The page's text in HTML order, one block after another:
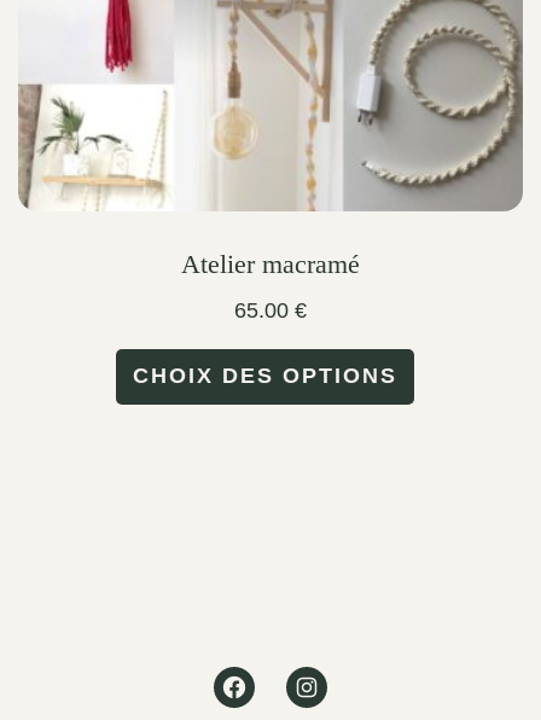
Atelier macramé
65.00 €
CHOIX DES OPTIONS
FacebookInstagram